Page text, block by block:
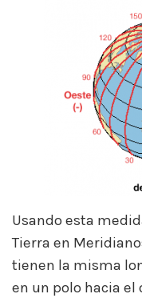
Usando esta
Tierra en
tienen la misma
en un polo hacia el